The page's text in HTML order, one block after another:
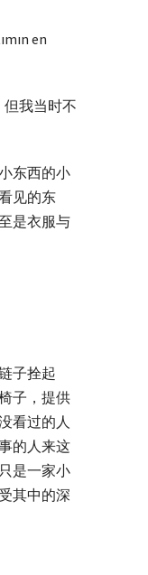
en
我当时不
东西的小
见的东
是衣服与
子拴起
子，提供
看过的人
的人来这
是一家小
其中的深